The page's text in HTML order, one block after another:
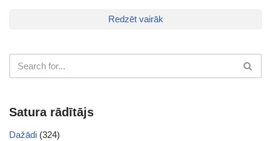
Redzēt vairāk
Satura rādītājs
Dažādi (324)